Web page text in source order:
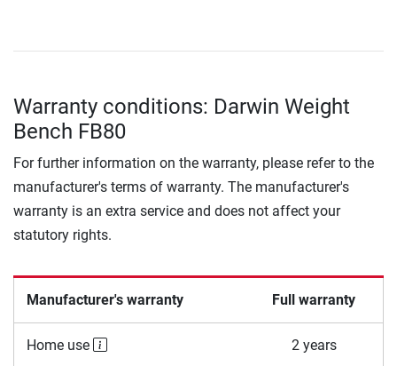
Warranty conditions: Darwin Weight
Bench FB80
For further information on the warranty, please refer to the
manufacturer's terms of warranty. The manufacturer's
warranty is an extra service and does not affect your
statutory rights.
Manufacturer's warranty Full warranty
Home use 2 years